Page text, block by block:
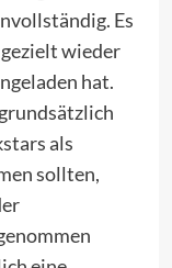
Es
gezielt wieder
hat.
als
sollten,